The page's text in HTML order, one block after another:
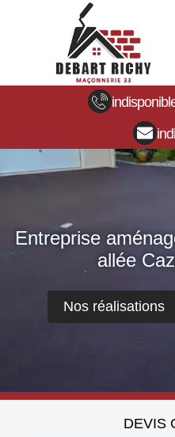
Entreprise
allée
Nos réalisations
DEVIS